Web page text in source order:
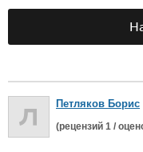
Петляков Борис
(рецензий 1 /